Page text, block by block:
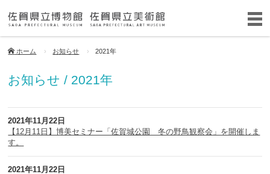
ホーム お知らせ 2021年
お知らせ / 2021年
2021年11月22日
【12月11日】博美セミナー「佐賀城公園 冬の野鳥観察会」を開催しま
す。
2021年11月22日